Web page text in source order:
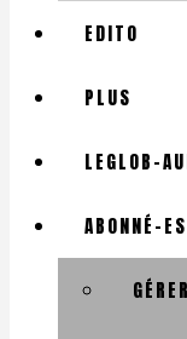
EDITO
PLUS
LEGLOB-
ABONNÉ-ES